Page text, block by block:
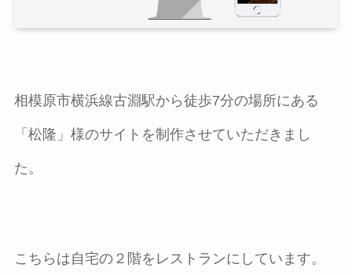
相模原市横浜線古淵駅から徒歩7分の場所にある
「松隆」様のサイトを制作させていただきまし
た。
こちらは自宅の２階をレストランにしています。